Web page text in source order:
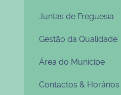
Juntas de Freguesia
Gestão da Qualidade
Área do Munícipe
Contactos & Horários